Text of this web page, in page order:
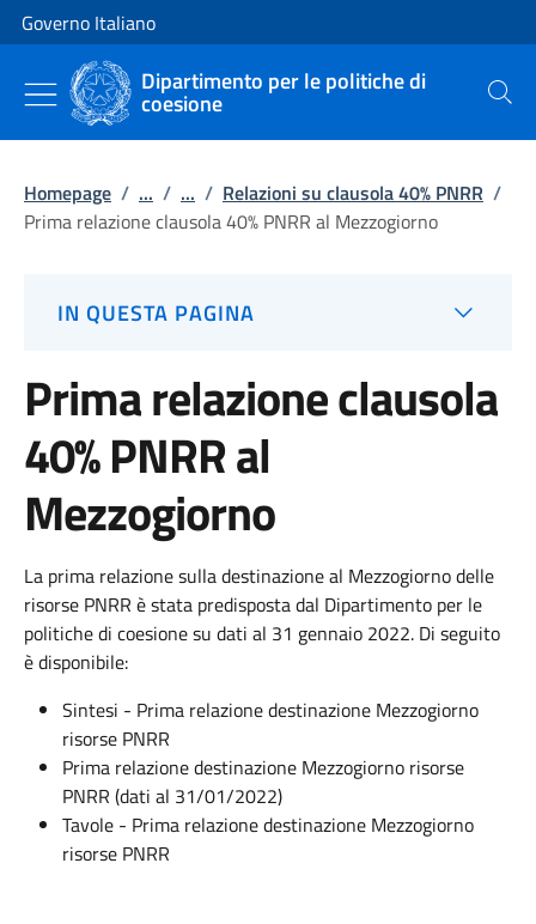
Vai al contenuto
Vai alla navigazione del sito
Governo Italiano
Dipartimento per le politiche di
coesione Cerca
Homepage / ... / ... / Relazioni su clausola 40% PNRR /
Prima relazione clausola 40% PNRR al Mezzogiorno
IN QUESTA PAGINA
Prima relazione clausola
40% PNRR al
Mezzogiorno
La prima relazione sulla destinazione al Mezzogiorno delle
risorse PNRR è stata predisposta dal Dipartimento per le
politiche di coesione su dati al 31 gennaio 2022. Di seguito
è disponibile:
Sintesi - Prima relazione destinazione Mezzogiorno
risorse PNRR
Prima relazione destinazione Mezzogiorno risorse
PNRR (dati al 31/01/2022)
Tavole - Prima relazione destinazione Mezzogiorno
risorse PNRR